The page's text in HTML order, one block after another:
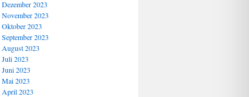
Dezember 2023
November 2023
Oktober 2023
September 2023
August 2023
Juli 2023
Juni 2023
Mai 2023
April 2023